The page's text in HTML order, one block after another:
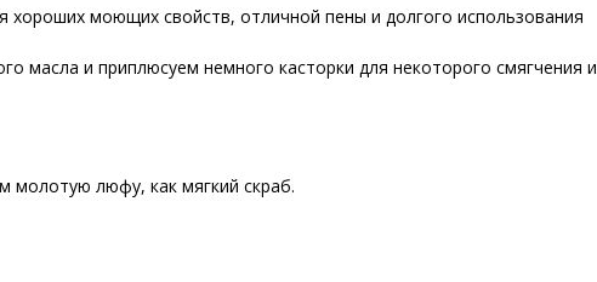
моющих свойств, отличной пены и долгого использования
масла и приплюсуем немного касторки для некоторого смягчения и
молотую люфу, как мягкий скраб.